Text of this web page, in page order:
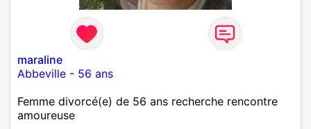
maraline
Abbeville - 56 ans
Femme divorcé(e) de 56 ans recherche rencontre
amoureuse